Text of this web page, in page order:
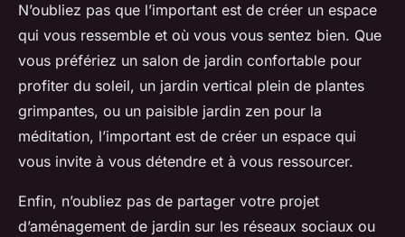
N’oubliez pas que l’important est de créer un espace
qui vous ressemble et où vous vous sentez bien. Que
vous préfériez un salon de jardin confortable pour
profiter du soleil, un jardin vertical plein de plantes
grimpantes, ou un paisible jardin zen pour la
méditation, l’important est de créer un espace qui
vous invite à vous détendre et à vous ressourcer.
Enfin, n’oubliez pas de partager votre projet
d’aménagement de jardin sur les réseaux sociaux ou